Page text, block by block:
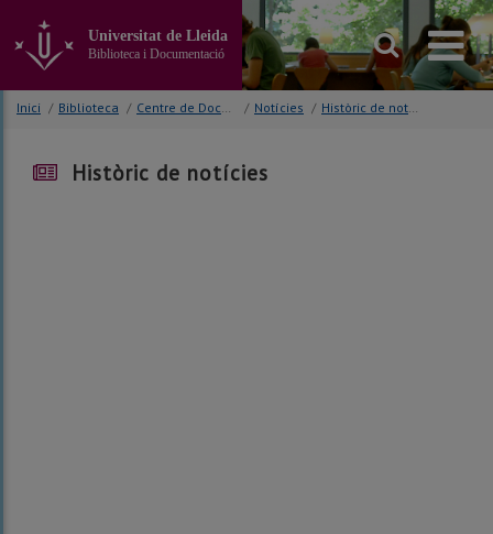
contingut
principal
Universitat de Lleida
Biblioteca i Documentació
Inici / Biblioteca / Centre de Documentació Europea (CDE) / Notícies / Històric de notícies
Històric de notícies